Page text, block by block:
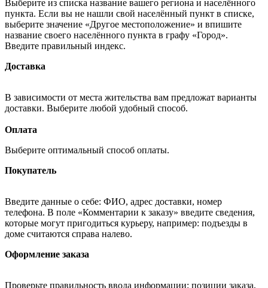
Выберите из списка название вашего региона и населённого
пункта. Если вы не нашли свой населённый пункт в списке,
выберите значение «Другое местоположение» и впишите
название своего населённого пункта в графу «Город».
Введите правильный индекс.
Доставка
В зависимости от места жительства вам предложат варианты
доставки. Выберите любой удобный способ.
Оплата
Выберите оптимальный способ оплаты.
Покупатель
Введите данные о себе: ФИО, адрес доставки, номер
телефона. В поле «Комментарии к заказу» введите сведения,
которые могут пригодиться курьеру, например: подъезды в
доме считаются справа налево.
Оформление заказа
Проверьте правильность ввода информации: позиции заказа,